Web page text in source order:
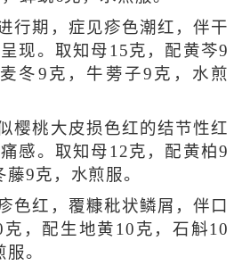
行期，症见疹色潮红，伴干
现。取知母15克，配黄芩9
冬9克，牛蒡子9克，水煎
樱桃大皮损色红的结节性红
感。取知母12克，配黄柏9
9克，水煎服。
色红，覆糠秕状鳞屑，伴口
，配生地黄10克，石斛10
。